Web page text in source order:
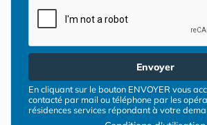
Envoyer
En cliquant sur le bouton ENVOYER vous
contacté par mail ou téléphone par les
résidences services répondant à votre